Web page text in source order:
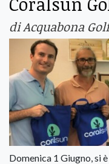
di Acquabona
Domenica 1 Giugno, si